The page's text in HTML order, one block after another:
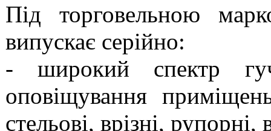
Під торговельною
випускає серійно:
- широкий спектр
оповіщування
стельові, врізні, рупорні,